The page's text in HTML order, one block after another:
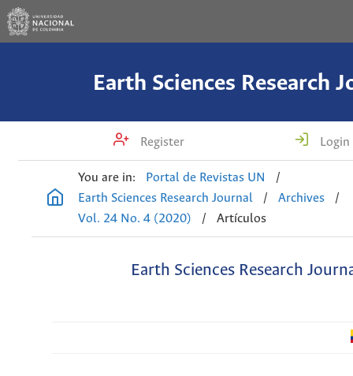
Earth Sciences Research
Register Login
You are in: Portal de Revistas UN
/
Earth Sciences Research Journal
/ Archives
/
Vol. 24 No. 4 (2020)
/ Artículos
Earth Sciences Research